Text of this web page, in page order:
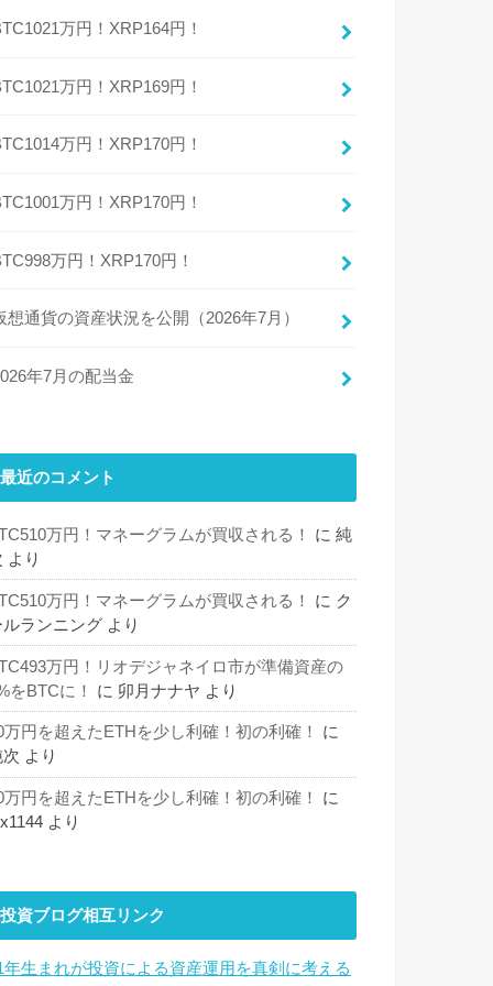
万円！XRP164円！
万円！XRP169円！
万円！XRP170円！
万円！XRP170円！
万円！XRP170円！
想通貨の資産状況を公開（2026年7月）
年7月の配当金
最近のコメント
万円！マネーグラムが買収される！ に 純
より
万円！マネーグラムが買収される！ に ク
ルランニング より
万円！リオデジャネイロ市が準備資産の
をBTCに！
に 卯月ナナヤ より
万円を超えたETHを少し利確！初の利確！
に
より
万円を超えたETHを少し利確！初の利確！
に
より
投資ブログ相互リンク
年生まれが投資による資産運用を真剣に考える